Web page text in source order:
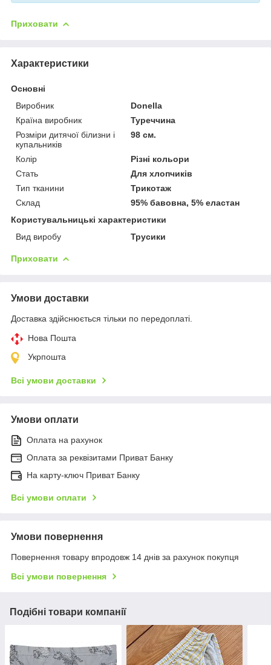
Приховати
Характеристики
Основні
Виробник
Donella
Країна виробник
Туреччина
Розміри дитячої білизни і
купальників
98 см.
Колір
Різні кольори
Стать
Для хлопчиків
Тип тканини
Трикотаж
Склад
95% бавовна, 5% еластан
Користувальницькі характеристики
Вид виробу
Трусики
Приховати
Умови доставки
Доставка здійснюється тільки по передоплаті.
Нова Пошта
Укрпошта
Всі умови доставки
Умови оплати
Оплата на рахунок
Оплата за реквізитами Приват Банку
На карту-ключ Приват Банку
Всі умови оплати
Умови повернення
Повернення товару впродовж 14 днів за рахунок покупця
Всі умови повернення
Подібні товари компанії